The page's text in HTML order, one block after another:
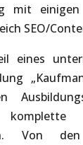
mit einigen
SEO/
eines
Von